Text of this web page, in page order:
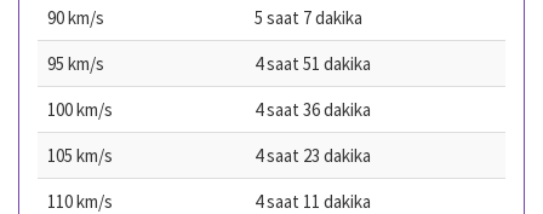
90 km/s
5 saat 7 dakika
95 km/s
4 saat 51 dakika
100 km/s
4 saat 36 dakika
105 km/s
4 saat 23 dakika
110 km/s
4 saat 11 dakika